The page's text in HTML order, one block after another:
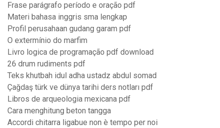
Frase parágrafo período e oração pdf
Materi bahasa inggris sma lengkap
Profil perusahaan gudang garam pdf
O extermínio do marfim
Livro logica de programação pdf download
26 drum rudiments pdf
Teks khutbah idul adha ustadz abdul somad
Çağdaş türk ve dünya tarihi ders notları pdf
Libros de arqueologia mexicana pdf
Cara menghitung beton tangga
Accordi chitarra ligabue non è tempo per noi